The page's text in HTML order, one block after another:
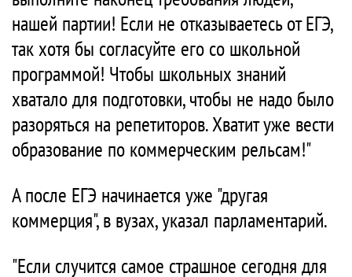
нашей партии! Если не отказываетесь от ЕГЭ,
так хотя бы согласуйте его со школьной
программой! Чтобы школьных знаний
хватало для подготовки, чтобы не надо было
разоряться на репетиторов. Хватит уже вести
образование по коммерческим рельсам!"
А после ЕГЭ начинается уже "другая
коммерция", в вузах, указал парламентарий.
"Если случится самое страшное сегодня для